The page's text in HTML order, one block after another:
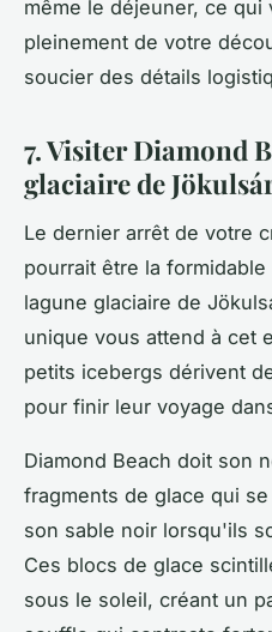
même le déjeuner, ce
pleinement de votre
soucier des détails
7. Visiter Diamond
glaciaire de
Le dernier arrêt de votre
pourrait être la formidable
lagune glaciaire de
unique vous attend à cet
petits icebergs dérivent
pour finir leur voyage
Diamond Beach doit son
fragments de glace qui
son sable noir lorsqu'ils
Ces blocs de glace
sous le soleil, créant un